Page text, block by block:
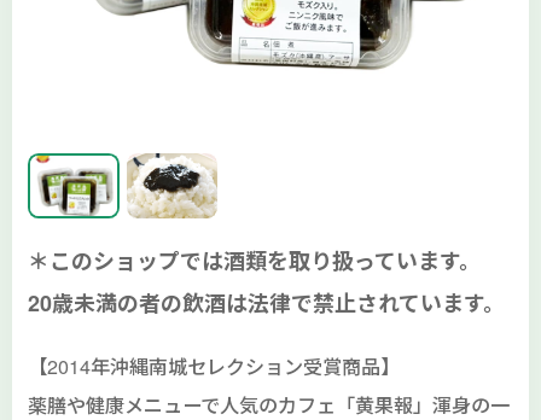
＊このショップでは酒類を取り扱っています。
20歳未満の者の飲酒は法律で禁止されています。
【2014年沖縄南城セレクション受賞商品】
薬膳や健康メニューで人気のカフェ「黄果報」渾身の一